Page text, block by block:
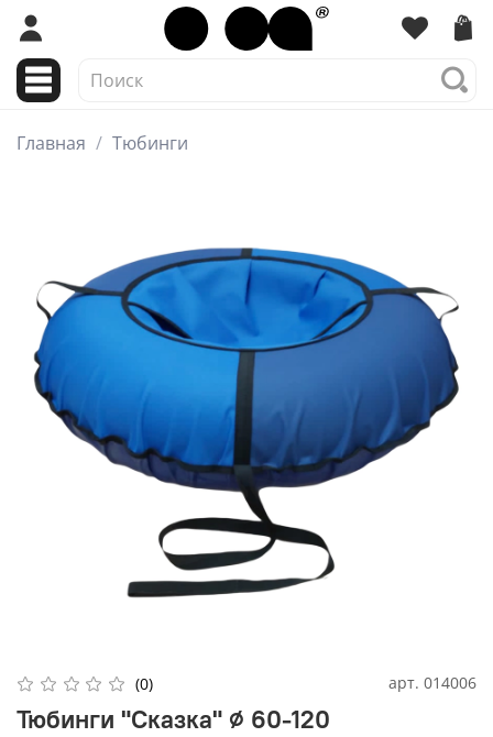
Главная Тюбинги
(0) арт. 014006
Тюбинги "Сказка" ⌀ 60-120